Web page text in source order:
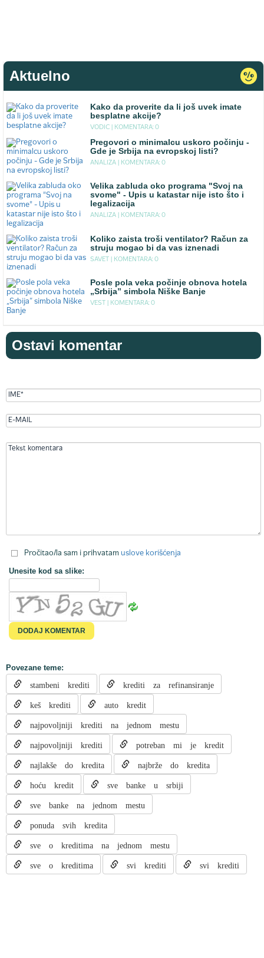
Aktuelno
Kako da proverite da li još uvek imate
besplatne akcije?
VODIC | KOMENTARA: 0
Pregovori o minimalcu uskoro počinju -
Gde je Srbija na evropskoj listi?
ANALIZA | KOMENTARA: 0
Velika zabluda oko programa "Svoj na
svome" - Upis u katastar nije isto što i
legalizacija
ANALIZA | KOMENTARA: 0
Koliko zaista troši ventilator? Račun za
struju mogao bi da vas iznenadi
SAVET | KOMENTARA: 0
Posle pola veka počinje obnova hotela
„Srbija” simbola Niške Banje
VEST | KOMENTARA: 0
Ostavi komentar
Pročitao/la sam i prihvatam uslove korišćenja
Unesite kod sa slike:
Povezane teme:
stambeni krediti krediti za refinansiranje
keš krediti auto kredit
najpovoljniji krediti na jednom mestu
najpovoljniji krediti potreban mi je kredit
najlakše do kredita najbrže do kredita
hoću kredit sve banke u srbiji
sve banke na jednom mestu
ponuda svih kredita
sve o kreditima na jednom mestu
sve o kreditima svi krediti svi krediti